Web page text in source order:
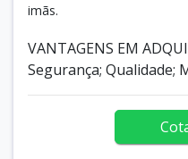
imãs.
VANTAGENS EM
Segurança; Qualidade;